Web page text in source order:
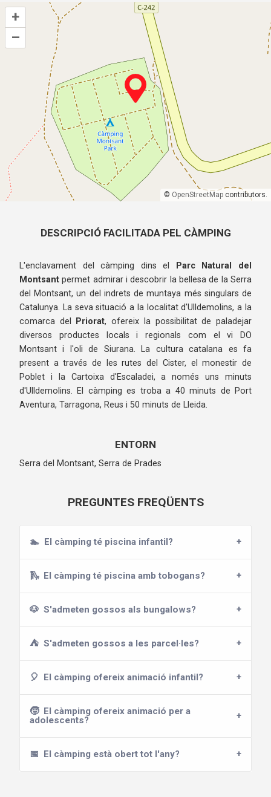
+
–
© OpenStreetMap contributors.
DESCRIPCIÓ FACILITADA PEL CÀMPING
L'enclavament del càmping dins el
Parc Natural del
Montsantpermet admirar i descobrir la bellesa de la Serra
del Montsant, un del indrets de muntaya més singulars de
Catalunya. La seva situació a la localitat d'Ulldemolins, a la
comarca del
Priorat, ofereix la possibilitat de paladejar
diversos productes locals i regionals com el vi DO
Montsant i l'oli de Siurana. La cultura catalana es fa
present a través de les rutes del Cister, el monestir de
Poblet i la Cartoixa d'Escaladei, a només uns minuts
d'Ulldemolins. El càmping es troba a 40 minuts de Port
Aventura, Tarragona, Reus i 50 minuts de Lleida.
ENTORN
Serra del Montsant, Serra de Prades
PREGUNTES FREQÜENTS
🏊 El càmping té piscina infantil?
🛝 El càmping té piscina amb tobogans?
🐶 S'admeten gossos als bungalows?
⛺ S'admeten gossos a les parcel·les?
🎈 El càmping ofereix animació infantil?
🧒 El càmping ofereix animació per a
adolescents?
📅 El càmping està obert tot l'any?